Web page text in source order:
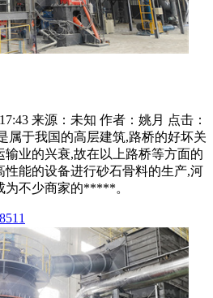
来源：未知 作者：姚月 点击：
属于我国的高层建筑,路桥的好坏关
输业的兴衰,故在以上路桥等方面的
性能的设备进行砂石骨料的生产,河
为不少商家的*****。